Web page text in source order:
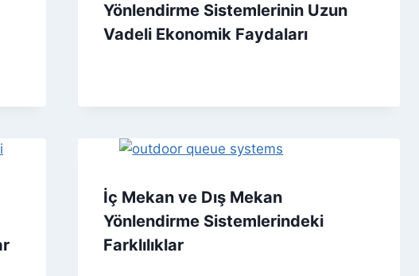
Yönlendirme Sistemlerinin Uzun
Vadeli Ekonomik Faydaları
İç Mekan ve Dış Mekan
Yönlendirme Sistemlerindeki
Farklılıklar